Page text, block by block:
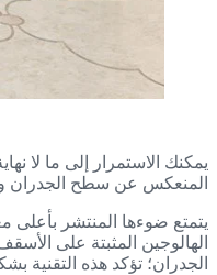
يمكنك الاستمرار إلى ما لا
المنعكس عن سطح الجدران
يتمتع ضوءها المنتشر
الهالوجين المثبتة على
الجدران؛ تؤكد هذه